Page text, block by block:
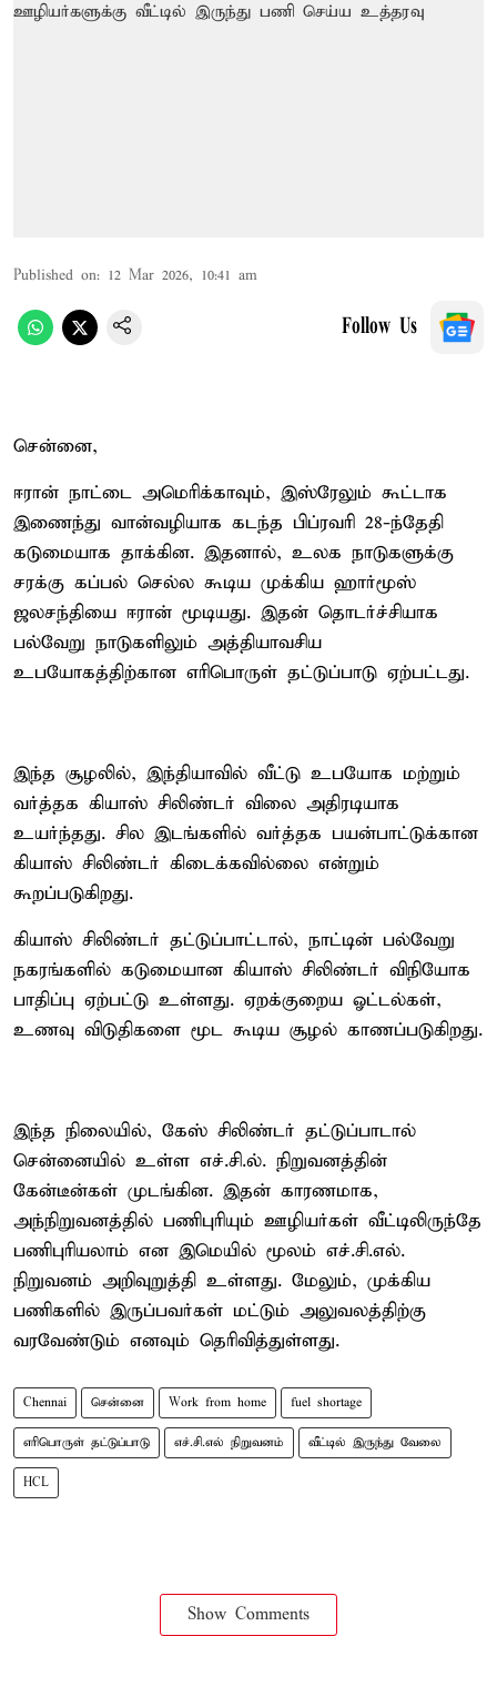
Published on: 12 Mar 2026, 10:41 am
Follow Us
சென்னை,
ஈரான் நாட்டை அமெரிக்காவும், இஸ்ரேலும் கூட்டாக
இணைந்து வான்வழியாக கடந்த பிப்ரவரி 28-ந்தேதி
கடுமையாக தாக்கின. இதனால், உலக நாடுகளுக்கு
சரக்கு கப்பல் செல்ல கூடிய முக்கிய ஹார்மூஸ்
ஜலசந்தியை ஈரான் மூடியது. இதன் தொடர்ச்சியாக
பல்வேறு நாடுகளிலும் அத்தியாவசிய
உபயோகத்திற்கான எரிபொருள் தட்டுப்பாடு ஏற்பட்டது.
இந்த சூழலில், இந்தியாவில் வீட்டு உபயோக மற்றும்
வர்த்தக கியாஸ் சிலிண்டர் விலை அதிரடியாக
உயர்ந்தது. சில இடங்களில் வர்த்தக பயன்பாட்டுக்கான
கியாஸ் சிலிண்டர் கிடைக்கவில்லை என்றும்
கூறப்படுகிறது.
கியாஸ் சிலிண்டர் தட்டுப்பாட்டால், நாட்டின் பல்வேறு
நகரங்களில் கடுமையான கியாஸ் சிலிண்டர் விநியோக
பாதிப்பு ஏற்பட்டு உள்ளது. ஏறக்குறைய ஓட்டல்கள்,
உணவு விடுதிகளை மூட கூடிய சூழல் காணப்படுகிறது.
இந்த நிலையில், கேஸ் சிலிண்டர் தட்டுப்பாடால்
சென்னையில் உள்ள எச்.சி.ல். நிறுவனத்தின்
கேன்டீன்கள் முடங்கின. இதன் காரணமாக,
அந்நிறுவனத்தில் பணிபுரியும் ஊழியர்கள் வீட்டிலிருந்தே
பணிபுரியலாம் என இமெயில் மூலம் எச்.சி.எல்.
நிறுவனம் அறிவுறுத்தி உள்ளது. மேலும், முக்கிய
பணிகளில் இருப்பவர்கள் மட்டும் அலுவலத்திற்கு
வரவேண்டும் எனவும் தெரிவித்துள்ளது.
Chennai சென்னை Work from home fuel shortage
எரிபொருள் தட்டுப்பாடு எச்.சி.எல் நிறுவனம் வீட்டில் இருந்து வேலை
HCL
Show Comments